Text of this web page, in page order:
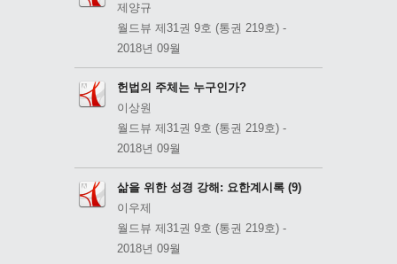
제양규
월드뷰 제31권 9호 (통권 219호) -
2018년 09월
헌법의 주체는 누구인가?
이상원
월드뷰 제31권 9호 (통권 219호) -
2018년 09월
삶을 위한 성경 강해: 요한계시록 (9)
이우제
월드뷰 제31권 9호 (통권 219호) -
2018년 09월